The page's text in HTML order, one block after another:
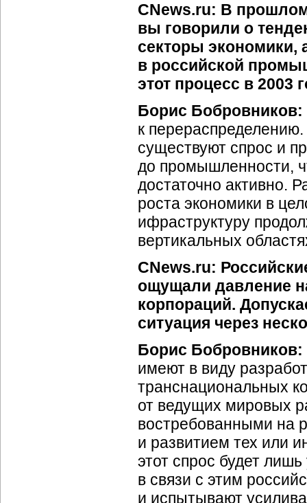
CNews.ru: В
вы говорили о
секторы экономики,
в российской
этот процесс в 2003
Борис Бобровников:
к
существуют спрос и
до промышленности,
достаточно активно.
роста экономики в
ифраструктуру
вертикальных
CNews.ru:
ощущали давление
корпораций.
ситуация через
Борис Бобровников:
имеют в виду
транснациональных
от ведущих мировых
востребованными на
и развитием тех или
этот спрос будет
в связи с этим
и испытывают